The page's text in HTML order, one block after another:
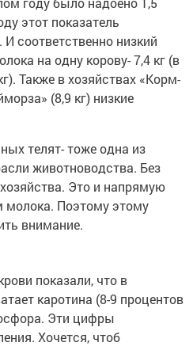
этот показатель
И соответственно низкий
на одну корову- 7,4 кг (в
Также в хозяйствах «Корм-
(8,9 кг) низкие
телят- тоже одна из
животноводства. Без
Это и напрямую
молока. Поэтому этому
внимание.
показали, что в
каротина (8-9 процентов
Эти цифры
Хочется, чтоб